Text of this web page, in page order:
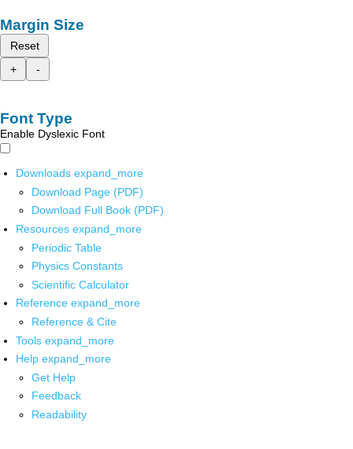
Margin Size
Reset
+
-
Font Type
Enable Dyslexic Font
Downloads expand_more
Download Page (PDF)
Download Full Book (PDF)
Resources expand_more
Periodic Table
Physics Constants
Scientific Calculator
Reference expand_more
Reference & Cite
Tools expand_more
Help expand_more
Get Help
Feedback
Readability